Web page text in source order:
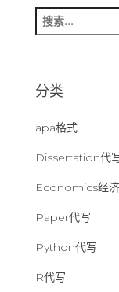
搜
索
分类
apa格式
Dissertation代
Economics经
Paper代写
Python代写
R代写